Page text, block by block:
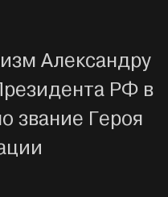
Александру
РФ в
звание Героя